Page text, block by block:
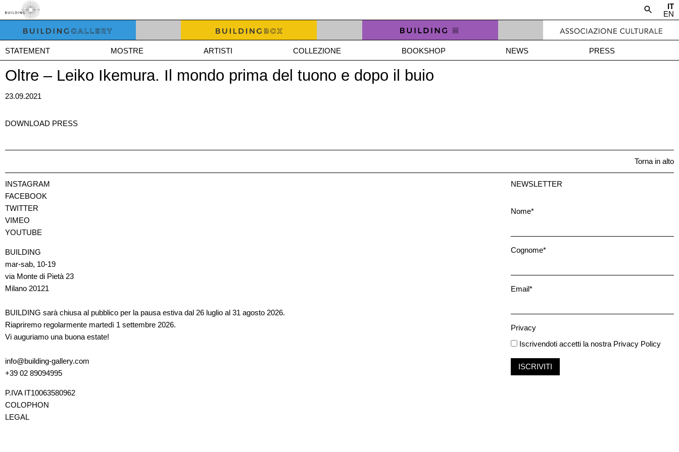
IT
EN
STATEMENT MOSTRE ARTISTI COLLEZIONE BOOKSHOP NEWS PRESS
Oltre – Leiko Ikemura. Il mondo prima del tuono e dopo il buio
23.09.2021
DOWNLOAD PRESS
Torna in alto
INSTAGRAM
FACEBOOK
TWITTER
VIMEO
YOUTUBE
BUILDING
mar-sab, 10-19
via Monte di Pietà 23
Milano 20121
BUILDING sarà chiusa al pubblico per la pausa estiva dal 26 luglio al 31 agosto 2026.
Riapriremo regolarmente martedì 1 settembre 2026.
Vi auguriamo una buona estate!
info@building-gallery.com
+39 02 89094995
P.IVA IT10063580962
COLOPHON
LEGAL
NEWSLETTER
Nome*
Cognome*
Email*
Privacy
Iscrivendoti accetti la nostra Privacy Policy
ISCRIVITI